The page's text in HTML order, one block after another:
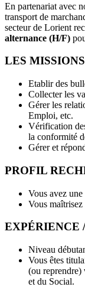
En partenariat avec
transport de
secteur de Lorient
alternance (H/F)
LES MISSIONS
Etablir des
Collecter les
Gérer les
Emploi, etc.
Vérification
la conformité
Gérer et
PROFIL
Vous avez une
Vous
EXPÉRIENCE
Niveau
Vous êtes
(ou reprendre)
et du Social.